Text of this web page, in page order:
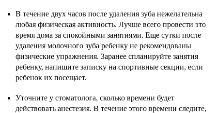
В течение двух часов после удаления зуба нежелательна
любая физическая активность. Лучше всего провести это
время дома за спокойными занятиями. Еще сутки после
удаления молочного зуба ребенку не рекомендованы
физические упражнения. Заранее спланируйте занятия
ребенку, напишите записку на спортивные секции, если
ребенок их посещает.
Уточните у стоматолога, сколько времени будет
действовать анестезия. В течение этого времени следите,